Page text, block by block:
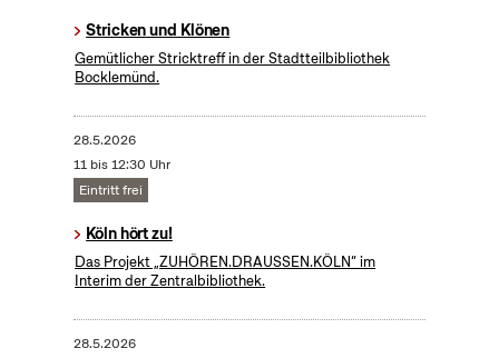
Stricken und Klönen
Gemütlicher Stricktreff in der Stadtteilbibliothek
Bocklemünd.
28.5.2026
11 bis 12:30 Uhr
Eintritt frei
Köln hört zu!
Das Projekt „ZUHÖREN.DRAUSSEN.KÖLN“ im
Interim der Zentralbibliothek.
28.5.2026